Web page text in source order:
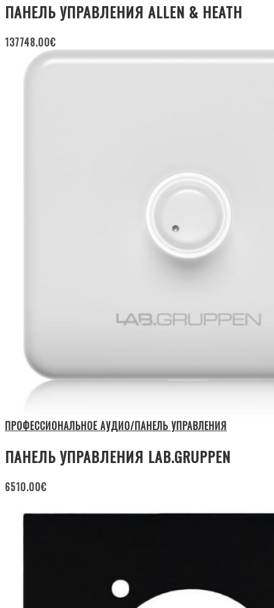
ПАНЕЛЬ УПРАВЛЕНИЯ ALLEN & HEATH
137748.00€
ПРОФЕССИОНАЛЬНОЕ АУДИО/ПАНЕЛЬ УПРАВЛЕНИЯ
ПАНЕЛЬ УПРАВЛЕНИЯ LAB.GRUPPEN
6510.00€